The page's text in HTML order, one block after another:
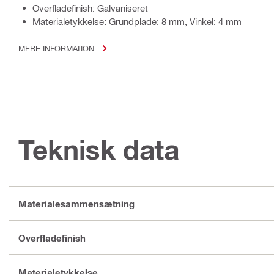
Overfladefinish: Galvaniseret
Materialetykkelse: Grundplade: 8 mm, Vinkel: 4 mm
MERE INFORMATION
Teknisk data
Materialesammensætning
Overfladefinish